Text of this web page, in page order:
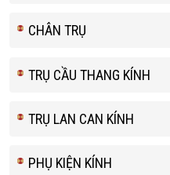
CHÂN TRỤ
TRỤ CẦU THANG KÍNH
TRỤ LAN CAN KÍNH
PHỤ KIỆN KÍNH